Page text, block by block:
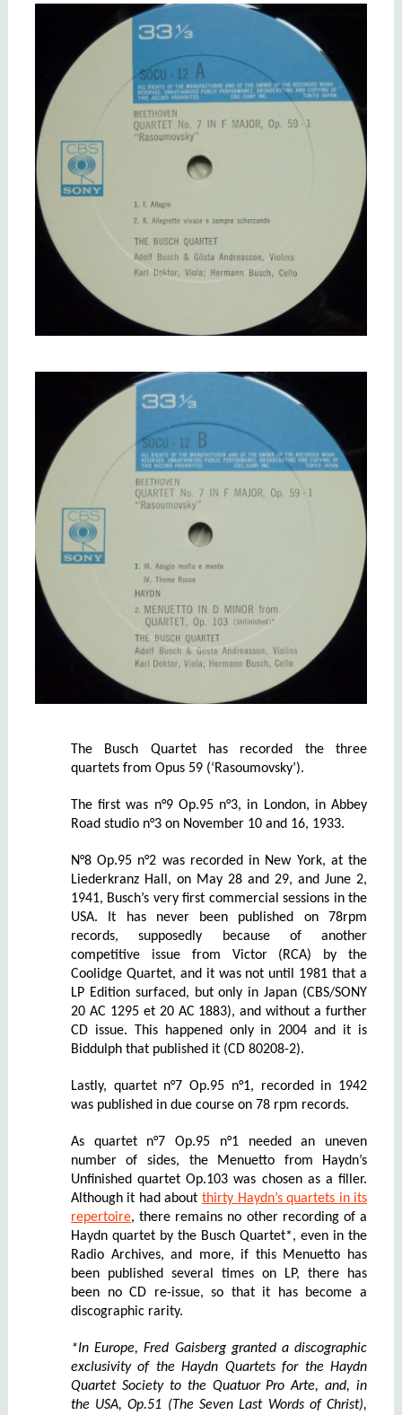
The Busch Quartet has recorded the three
quartets from Opus 59 (‘Rasoumovsky’).
The first was n°9 Op.95 n°3, in London, in Abbey
Road studio n°3 on November 10 and 16, 1933.
N°8 Op.95 n°2 was recorded in New York, at the
Liederkranz Hall, on May 28 and 29, and June 2,
1941, Busch’s very first commercial sessions in the
USA. It has never been published on 78rpm
records, supposedly because of another
competitive issue from Victor (RCA) by the
Coolidge Quartet, and it was not until 1981 that a
LP Edition surfaced, but only in Japan (CBS/SONY
20 AC 1295 et 20 AC 1883), and without a further
CD issue. This happened only in 2004 and it is
Biddulph that published it (CD 80208-2).
Lastly, quartet n°7 Op.95 n°1, recorded in 1942
was published in due course on 78 rpm records.
As quartet n°7 Op.95 n°1 needed an uneven
number of sides, the Menuetto from Haydn’s
Unfinished quartet Op.103 was chosen as a filler.
Although it had about thirty Haydn’s quartets in its
repertoire, there remains no other recording of a
Haydn quartet by the Busch Quartet*, even in the
Radio Archives, and more, if this Menuetto has
been published several times on LP, there has
been no CD re-issue, so that it has become a
discographic rarity.
*In Europe, Fred Gaisberg granted a discographic
exclusivityof theHaydn Quartets for the Haydn
Quartet Society to theQuatuor Pro Arte,and, in
the USA, Op.51 (The Seven Last Words of Christ),